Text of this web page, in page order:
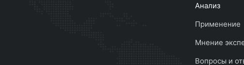
Анализ
Применение
Мнение
Вопросы и